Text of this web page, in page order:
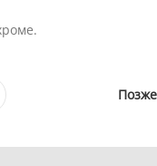
Позже